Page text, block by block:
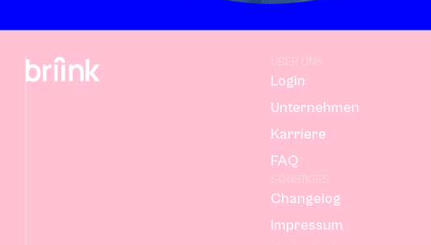
ÜBER UNS
Login
Unternehmen
Karriere
FAQ
SONSTIGES
Changelog
Impressum